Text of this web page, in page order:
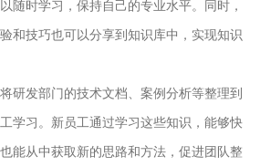
随时学习，保持自己的专业水平。同时，
和技巧也可以分享到知识库中，实现知识
发部门的技术文档、案例分析等整理到
学习。新员工通过学习这些知识，能够快
能从中获取新的思路和方法，促进团队整